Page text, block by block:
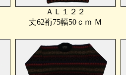
ＡＬ１２２
丈62裄75幅50ｃｍ Ｍ